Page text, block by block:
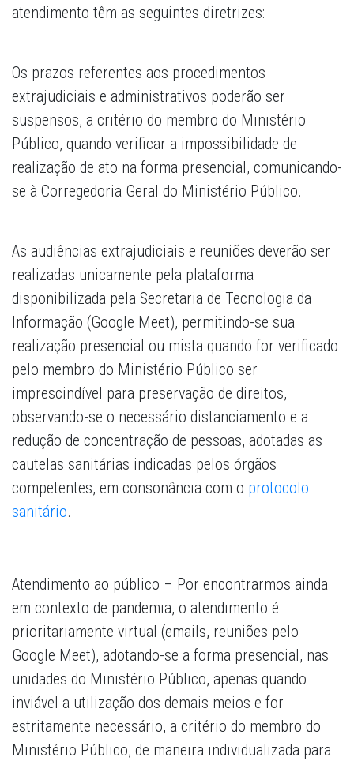
atendimento têm as seguintes diretrizes:
Os prazos referentes aos procedimentos
extrajudiciais e administrativos poderão ser
suspensos, a critério do membro do Ministério
Público, quando verificar a impossibilidade de
realização de ato na forma presencial, comunicando-
se à Corregedoria Geral do Ministério Público.
As audiências extrajudiciais e reuniões deverão ser
realizadas unicamente pela plataforma
disponibilizada pela Secretaria de Tecnologia da
Informação (Google Meet), permitindo-se sua
realização presencial ou mista quando for verificado
pelo membro do Ministério Público ser
imprescindível para preservação de direitos,
observando-se o necessário distanciamento e a
redução de concentração de pessoas, adotadas as
cautelas sanitárias indicadas pelos órgãos
competentes, em consonância com o protocolo
sanitário.
Atendimento ao público – Por encontrarmos ainda
em contexto de pandemia, o atendimento é
prioritariamente virtual (emails, reuniões pelo
Google Meet), adotando-se a forma presencial, nas
unidades do Ministério Público, apenas quando
inviável a utilização dos demais meios e for
estritamente necessário, a critério do membro do
Ministério Público, de maneira individualizada para